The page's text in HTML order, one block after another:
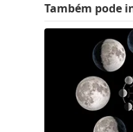
Também pode